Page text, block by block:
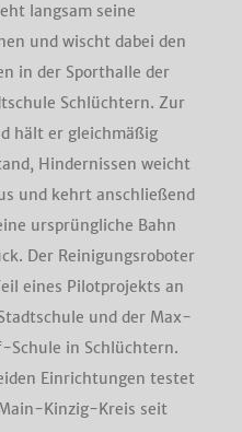
langsam seine
und wischt dabei den
in der Sporthalle der
Schlüchtern. Zur
hält er gleichmäßig
Hindernissen weicht
und kehrt anschließend
ursprüngliche Bahn
Der Reinigungsroboter
eines Pilotprojekts an
und der Max-
Schule in Schlüchtern.
Einrichtungen testet
Kinzig-Kreis seit